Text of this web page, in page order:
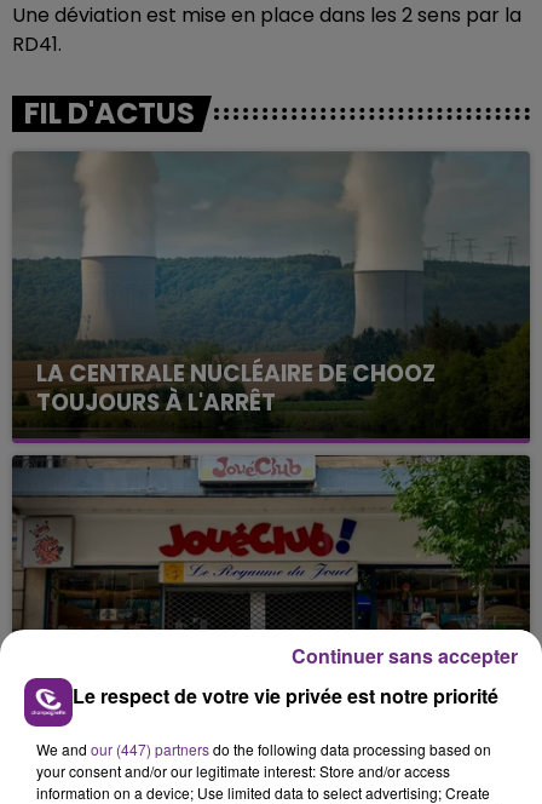
Une déviation est mise en place dans les 2 sens par la
RD41.
FIL D'ACTUS
LA CENTRALE NUCLÉAIRE DE CHOOZ
TOUJOURS À L'ARRÊT
Cela fait déjà une semaine que la centrale
nucléaire ardennaise est à l'arrêt. Une situation
justifiée par la sécheresse intense qui est toujours
présente.
LE MAGASIN JOUÉCLUB DE REIMS FERME
SES PORTES
C'était l'une des institutions du centre-ville
rémois. Le magasin JouéClub est contraint de
fermer ses portes.
Le respect de votre vie privée est notre priorité
We and our (447) partnersdo the following data processing based on
your consent and/or our legitimate interest: Store and/or access
information on a device; Use limited data to select advertising; Create
Continuer sans accepter